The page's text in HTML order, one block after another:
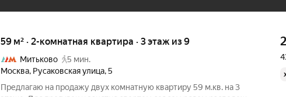
59 м² · 2-комнатная квартира · 3 этаж из 9
Митьково
5 мин.
Москва, Русаковская улица,5
Предлагаю на продажу двух комнатную квартиру 59 м.кв. на 3